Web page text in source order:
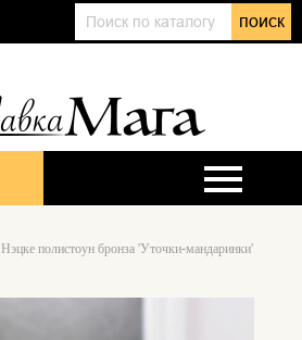
поиск
Нэцке полистоун бронза 'Уточки-мандаринки'